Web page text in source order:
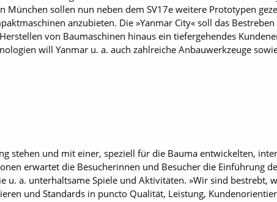
sollen nun neben dem SV17e weitere Prototypen
anzubieten. Die »Yanmar City« soll das Bestreben
von Baumaschinen hinaus ein tiefergehendes
will Yanmar u. a. auch zahlreiche Anbauwerkzeuge
stehen und mit einer, speziell für die Bauma entwickelten,
erwartet die Besucherinnen und Besucher die Einführung
u. a. unterhaltsame Spiele und Aktivitäten. »Wir sind bestrebt,
und Standards in puncto Qualität, Leistung,